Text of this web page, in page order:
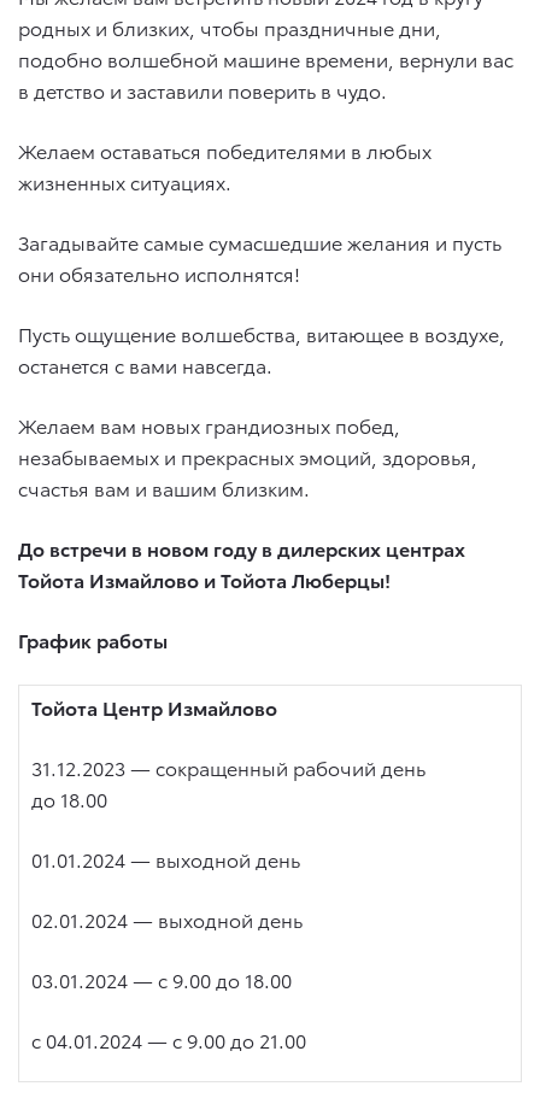
родных и близких, чтобы праздничные дни,
подобно волшебной машине времени, вернули вас
в детство и заставили поверить в чудо.
Желаем оставаться победителями в любых
жизненных ситуациях.
Загадывайте самые сумасшедшие желания и пусть
они обязательно исполнятся!
Пусть ощущение волшебства, витающее в воздухе,
останется с вами навсегда.
Желаем вам новых грандиозных побед,
незабываемых и прекрасных эмоций, здоровья,
счастья вам и вашим близким.
До встречи в новом году в дилерских центрах
Тойота Измайлово и Тойота Люберцы!
График работы
Тойота Центр Измайлово
31.12.2023 — сокращенный рабочий день
до 18.00
01.01.2024 — выходной день
02.01.2024 — выходной день
03.01.2024 — с 9.00 до 18.00
c 04.01.2024— с 9.00 до 21.00